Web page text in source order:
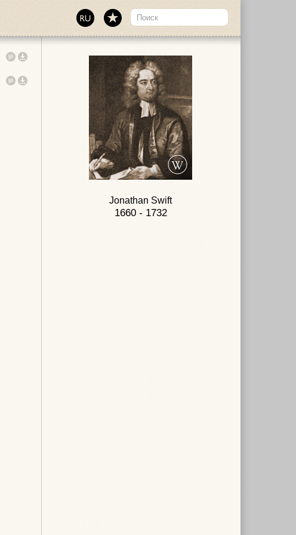
Jonathan Swift
1660 - 1732